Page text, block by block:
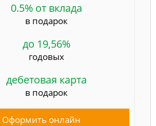
0.5% от вклада
в подарок
до 19,56%
годовых
дебетовая карта
в подарок
Оформить онлайн